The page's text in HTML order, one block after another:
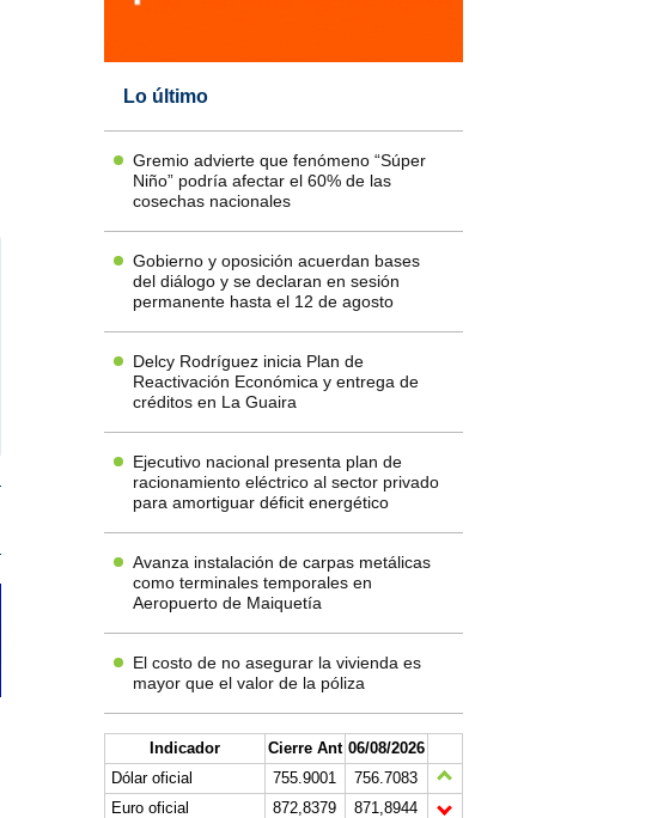
Lo último
Gremio advierte que fenómeno “Súper
Niño” podría afectar el 60% de las
cosechas nacionales
Gobierno y oposición acuerdan bases
del diálogo y se declaran en sesión
permanente hasta el 12 de agosto
Delcy Rodríguez inicia Plan de
Reactivación Económica y entrega de
créditos en La Guaira
Ejecutivo nacional presenta plan de
racionamiento eléctrico al sector privado
para amortiguar déficit energético
Avanza instalación de carpas metálicas
como terminales temporales en
Aeropuerto de Maiquetía
El costo de no asegurar la vivienda es
mayor que el valor de la póliza
Indicador Cierre Ant 06/08/2026
Dólar oficial
755.9001
756.7083
Euro oficial
872,8379
871,8944